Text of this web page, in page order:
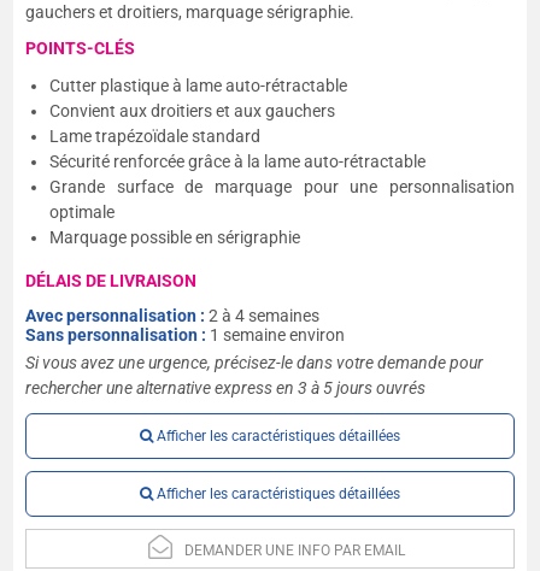
gauchers et droitiers, marquage sérigraphie.
POINTS-CLÉS
Cutter plastique à lame auto-rétractable
Convient aux droitiers et aux gauchers
Lame trapézoïdale standard
Sécurité renforcée grâce à la lame auto-rétractable
Grande surface de marquage pour une personnalisation
optimale
Marquage possible en sérigraphie
DÉLAIS DE LIVRAISON
Avec personnalisation :2 à 4 semaines
Sans personnalisation : 1 semaine environ
Si vous avez une urgence, précisez-le dans votre demande pour
rechercher une alternative express en 3 à 5 jours ouvrés
Afficher les caractéristiques détaillées
Afficher les caractéristiques détaillées
DEMANDER UNE INFO PAR EMAIL